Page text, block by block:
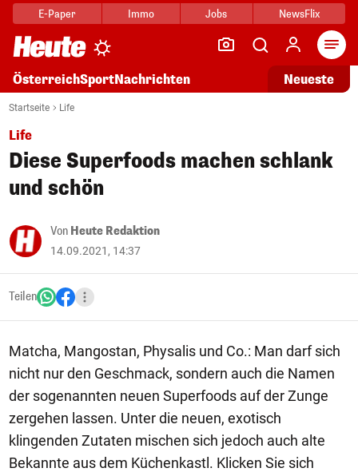
E-Paper Immo Jobs NewsFlix
ÖsterreichSportNachrichten Neueste
Startseite Life
Life
Diese Superfoods machen schlank
und schön
Von Heute Redaktion
14.09.2021, 14:37
Teilen
Matcha, Mangostan, Physalis und Co.: Man darf sich
nicht nur den Geschmack, sondern auch die Namen
der sogenannten neuen Superfoods auf der Zunge
zergehen lassen. Unter die neuen, exotisch
klingenden Zutaten mischen sich jedoch auch alte
Bekannte aus dem Küchenkastl. Klicken Sie sich